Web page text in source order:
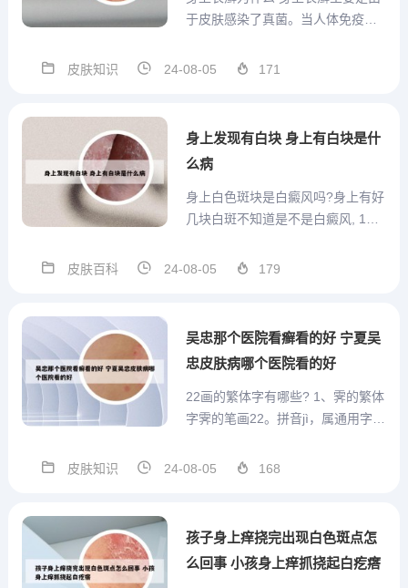
于皮肤感染了真菌。当人体免疫力
真菌会侵袭皮肤，引发癣病。详细
菌通常在温暖潮湿的环境中生长，
皮肤知识 24-08-05 171
身上发现有白块 身上有白块是什
么病
身上白色斑块是白癜风吗?身上有好
几块白斑不知道是不是白癜风, 1、
风通常表现为白斑。白斑跟有很多
等等。您可以仔细观察一下，白斑
皮肤百科 24-08-05 179
吴忠那个医院看癣看的好 宁夏吴
忠皮肤病哪个医院看的好
22画的繁体字有哪些? 1、霁的繁体
字霁的笔画22。拼音jì，属通用字。
空放晴，也比喻怒气消散。如：霁
通“躇”。意思是形容犹豫不定，要走
皮肤知识 24-08-05 168
孩子身上痒挠完出现白色斑点怎
么回事 小孩身上痒抓挠起白疙瘩